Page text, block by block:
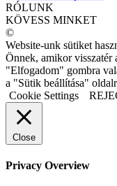
RÓLUNK
KÖVESS MINKET
©
Website-unk sütiket
Önnek, amikor
"Elfogadom" gombra
a "Sütik beállítása"
Cookie Settings
Close
Privacy Overview